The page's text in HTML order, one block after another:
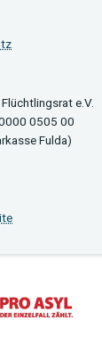
e.V.
0505 00
Fulda)